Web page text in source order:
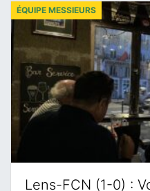
Lens-FCN (1-0) :
ÉQUIPE MESSIEURS